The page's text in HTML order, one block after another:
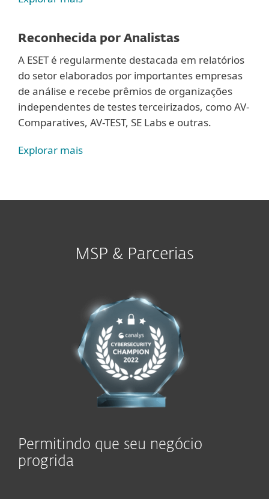
Reconhecida por Analistas
A ESET é regularmente destacada em relatórios
do setor elaborados por importantes empresas
de análise e recebe prêmios de organizações
independentes de testes terceirizados, como AV-
Comparatives, AV-TEST, SE Labs e outras.
Explorar mais
MSP & Parcerias
Permitindo que seu negócio
progrida